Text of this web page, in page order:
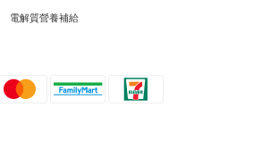
電解質營養補給